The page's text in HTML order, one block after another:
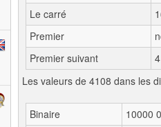
Le carré
Premier
Premier suivant
Les valeurs de 4108 dans les
Binaire
10000